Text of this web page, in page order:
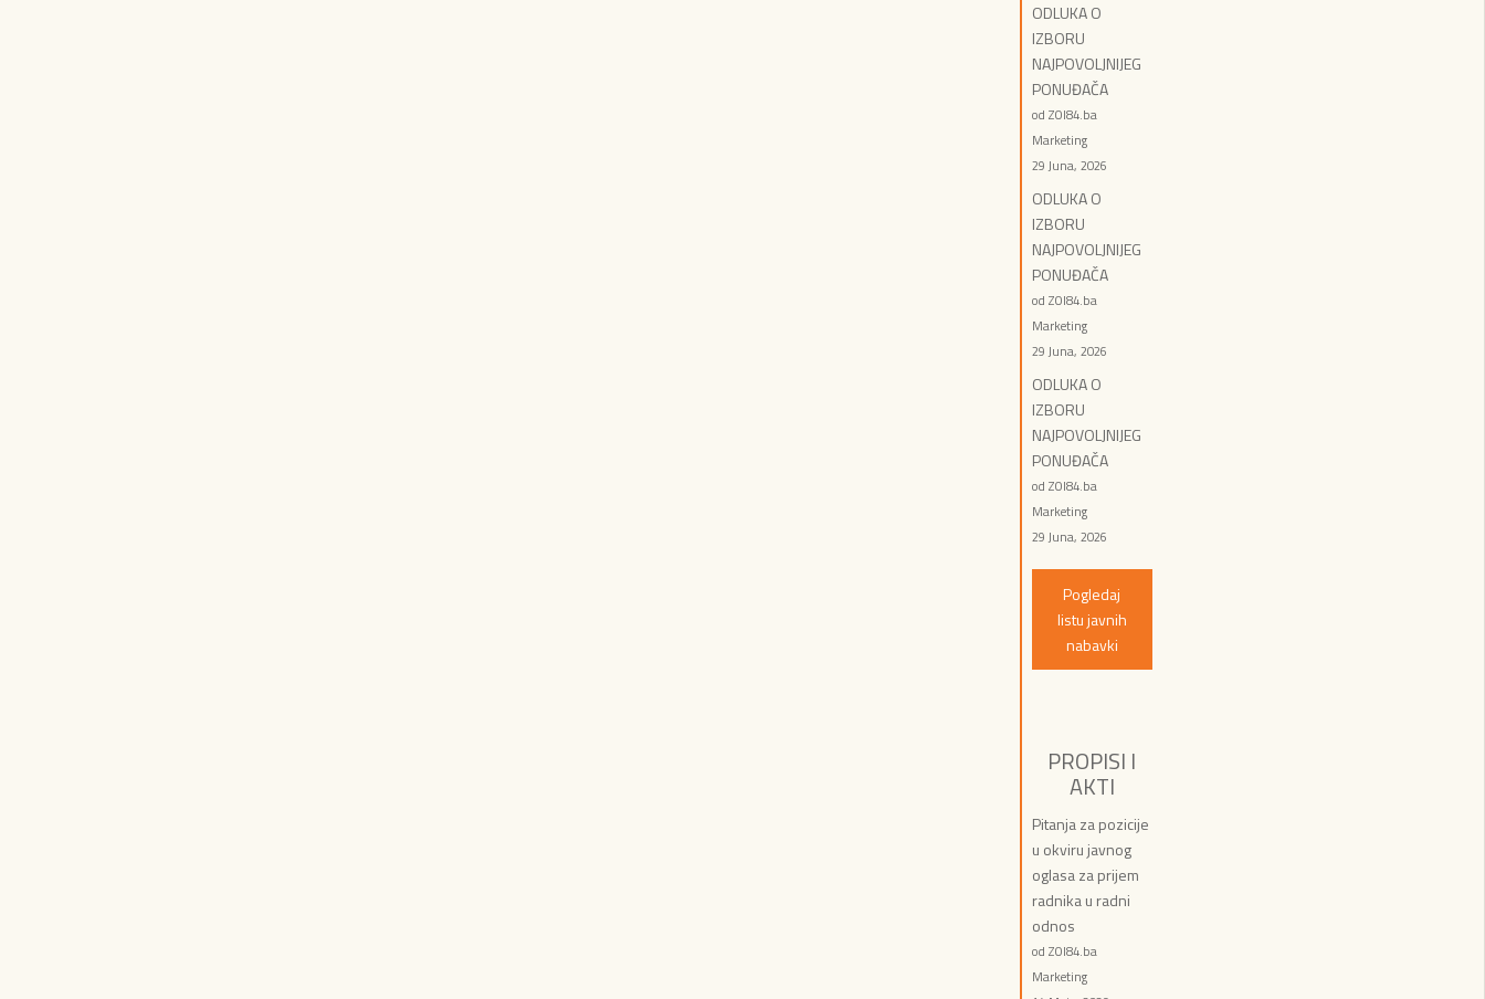
ODLUKA O
IZBORU
NAJPOVOLJNIJEG
PONUĐAČA
od ZOI84.ba
Marketing
29 Juna, 2026
ODLUKA O
IZBORU
NAJPOVOLJNIJEG
PONUĐAČA
od ZOI84.ba
Marketing
29 Juna, 2026
ODLUKA O
IZBORU
NAJPOVOLJNIJEG
PONUĐAČA
od ZOI84.ba
Marketing
29 Juna, 2026
Pogledaj
listu javnih
nabavki
PROPISI I
AKTI
Pitanja za pozicije
u okviru javnog
oglasa za prijem
radnika u radni
odnos
od ZOI84.ba
Marketing